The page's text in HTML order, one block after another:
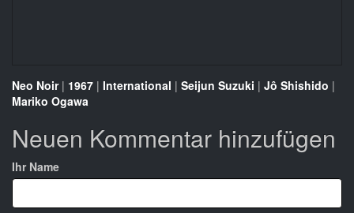
Neo Noir| 1967 | International | Seijun Suzuki | Jô Shishido |
Mariko Ogawa
Neuen Kommentar hinzufügen
Ihr Name